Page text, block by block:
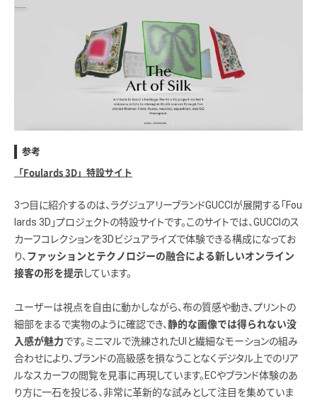
参考
「Foulards 3D」特設サイト
3つ目に紹介するのは、ラグジュアリーブランドGUCCIが展開する「Fou
lards 3D」プロジェクトの特設サイトです。このサイトでは、GUCCIのス
カーフコレクションを3Dビジュアライズで体験できる構成になってお
り、 ファッションとテクノロジーの融合による新しいオンライン
接客の形を提示しています。
ユーザーは視点を自由に動かしながら、布の質感や動き、プリントの
細部をまるで実物のように確認でき、静的な画像では得られない没
入感が魅力です。ミニマルで洗練されたUIと繊細なモーションの組み
合わせにより、ブランドの高級感を損なうことなくデジタル上でのリア
ルなスカーフの閲覧を見事に再現しています。ECやブランド体験のあ
り方に一石を投じる、非常に革新的な試みとして注目を集めていま